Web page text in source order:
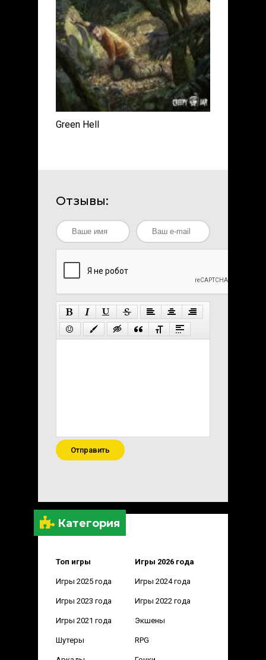
Категория
Топ игры Игры 2026 года
Игры 2025 года Игры 2024 года
Игры 2023 года Игры 2022 года
Игры 2021 года Экшены
Шутеры RPG
Green Hell
Отзывы:
Отправить